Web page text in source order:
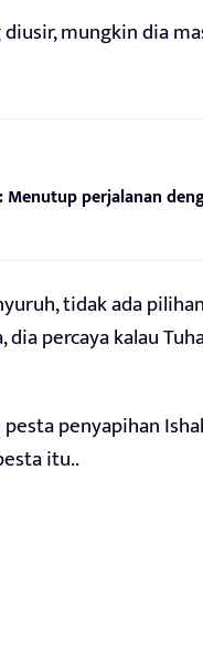
diusir, mungkin dia
Menutup perjalanan
tidak ada
dia percaya kalau
penyapihan
itu..